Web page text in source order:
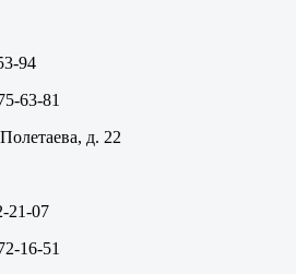
94
63-81
д. 22
21-07
16-51